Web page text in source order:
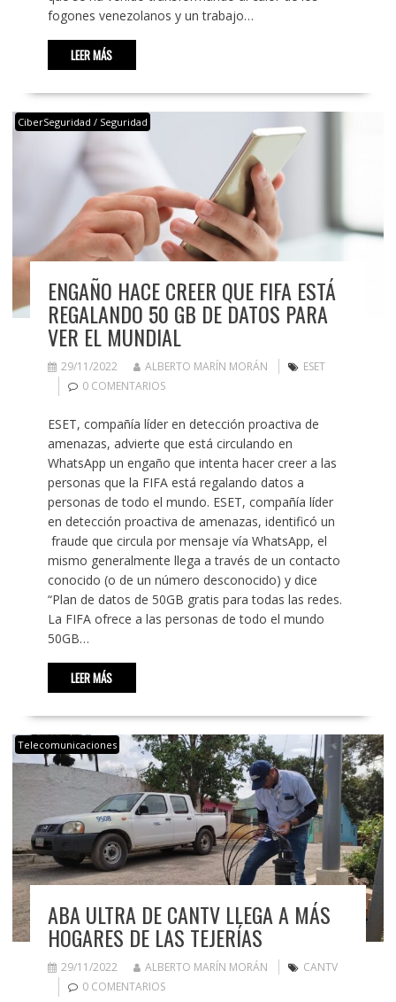
fogones venezolanos y un trabajo…
LEER MÁS
CiberSeguridad / Seguridad
ENGAÑO HACE CREER QUE FIFA ESTÁ
REGALANDO 50 GB DE DATOS PARA
VER EL MUNDIAL
29/11/2022 ALBERTO MARÍN MORÁN
ESET
0 COMENTARIOS
ESET, compañía líder en detección proactiva de
amenazas, advierte que está circulando en
WhatsApp un engaño que intenta hacer creer a las
personas que la FIFA está regalando datos a
personas de todo el mundo. ESET, compañía líder
en detección proactiva de amenazas, identificó un
fraude que circula por mensaje vía WhatsApp, el
mismo generalmente llega a través de un contacto
conocido (o de un número desconocido) y dice
“Plan de datos de 50GB gratis para todas las redes.
La FIFA ofrece a las personas de todo el mundo
50GB…
LEER MÁS
Telecomunicaciones
ABA ULTRA DE CANTV LLEGA A MÁS
HOGARES DE LAS TEJERÍAS
29/11/2022 ALBERTO MARÍN MORÁN
CANTV
0 COMENTARIOS